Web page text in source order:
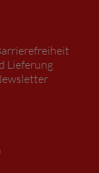
Lieferung